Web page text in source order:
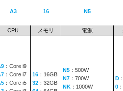
A3 16 N5
CPU メモリ 電源
：Core i9
：Core i7
：Core i5
16 ：16GB
32 ：32GB
N5 ：500W
N7 ：700W
NK ：1000W
D
0